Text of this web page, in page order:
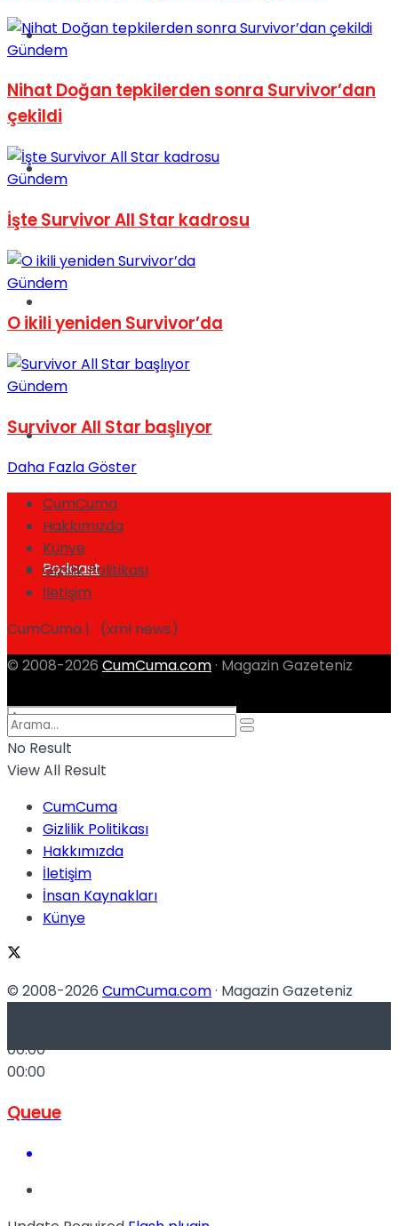
Müzik
Sinema
Spor
Podcast
No Result
View All Result
Gündem
Nihat Doğan tepkilerden sonra Survivor’dan
çekildi
Gündem
İşte Survivor All Star kadrosu
Gündem
O ikili yeniden Survivor’da
Gündem
Survivor All Star başlıyor
Daha Fazla Göster
CumCuma
Hakkımızda
Künye
Gizlilik Politikası
İletişim
CumCuma | (xml news)
© 2008-2026 CumCuma.com · Magazin Gazeteniz
No Result
View All Result
CumCuma
Gizlilik Politikası
Hakkımızda
İletişim
İnsan Kaynakları
Künye
© 2008-2026 CumCuma.com· Magazin Gazeteniz
00:00
00:00
Queue